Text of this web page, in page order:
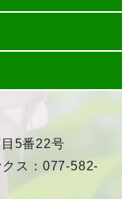
5番22号
ス：077-582-